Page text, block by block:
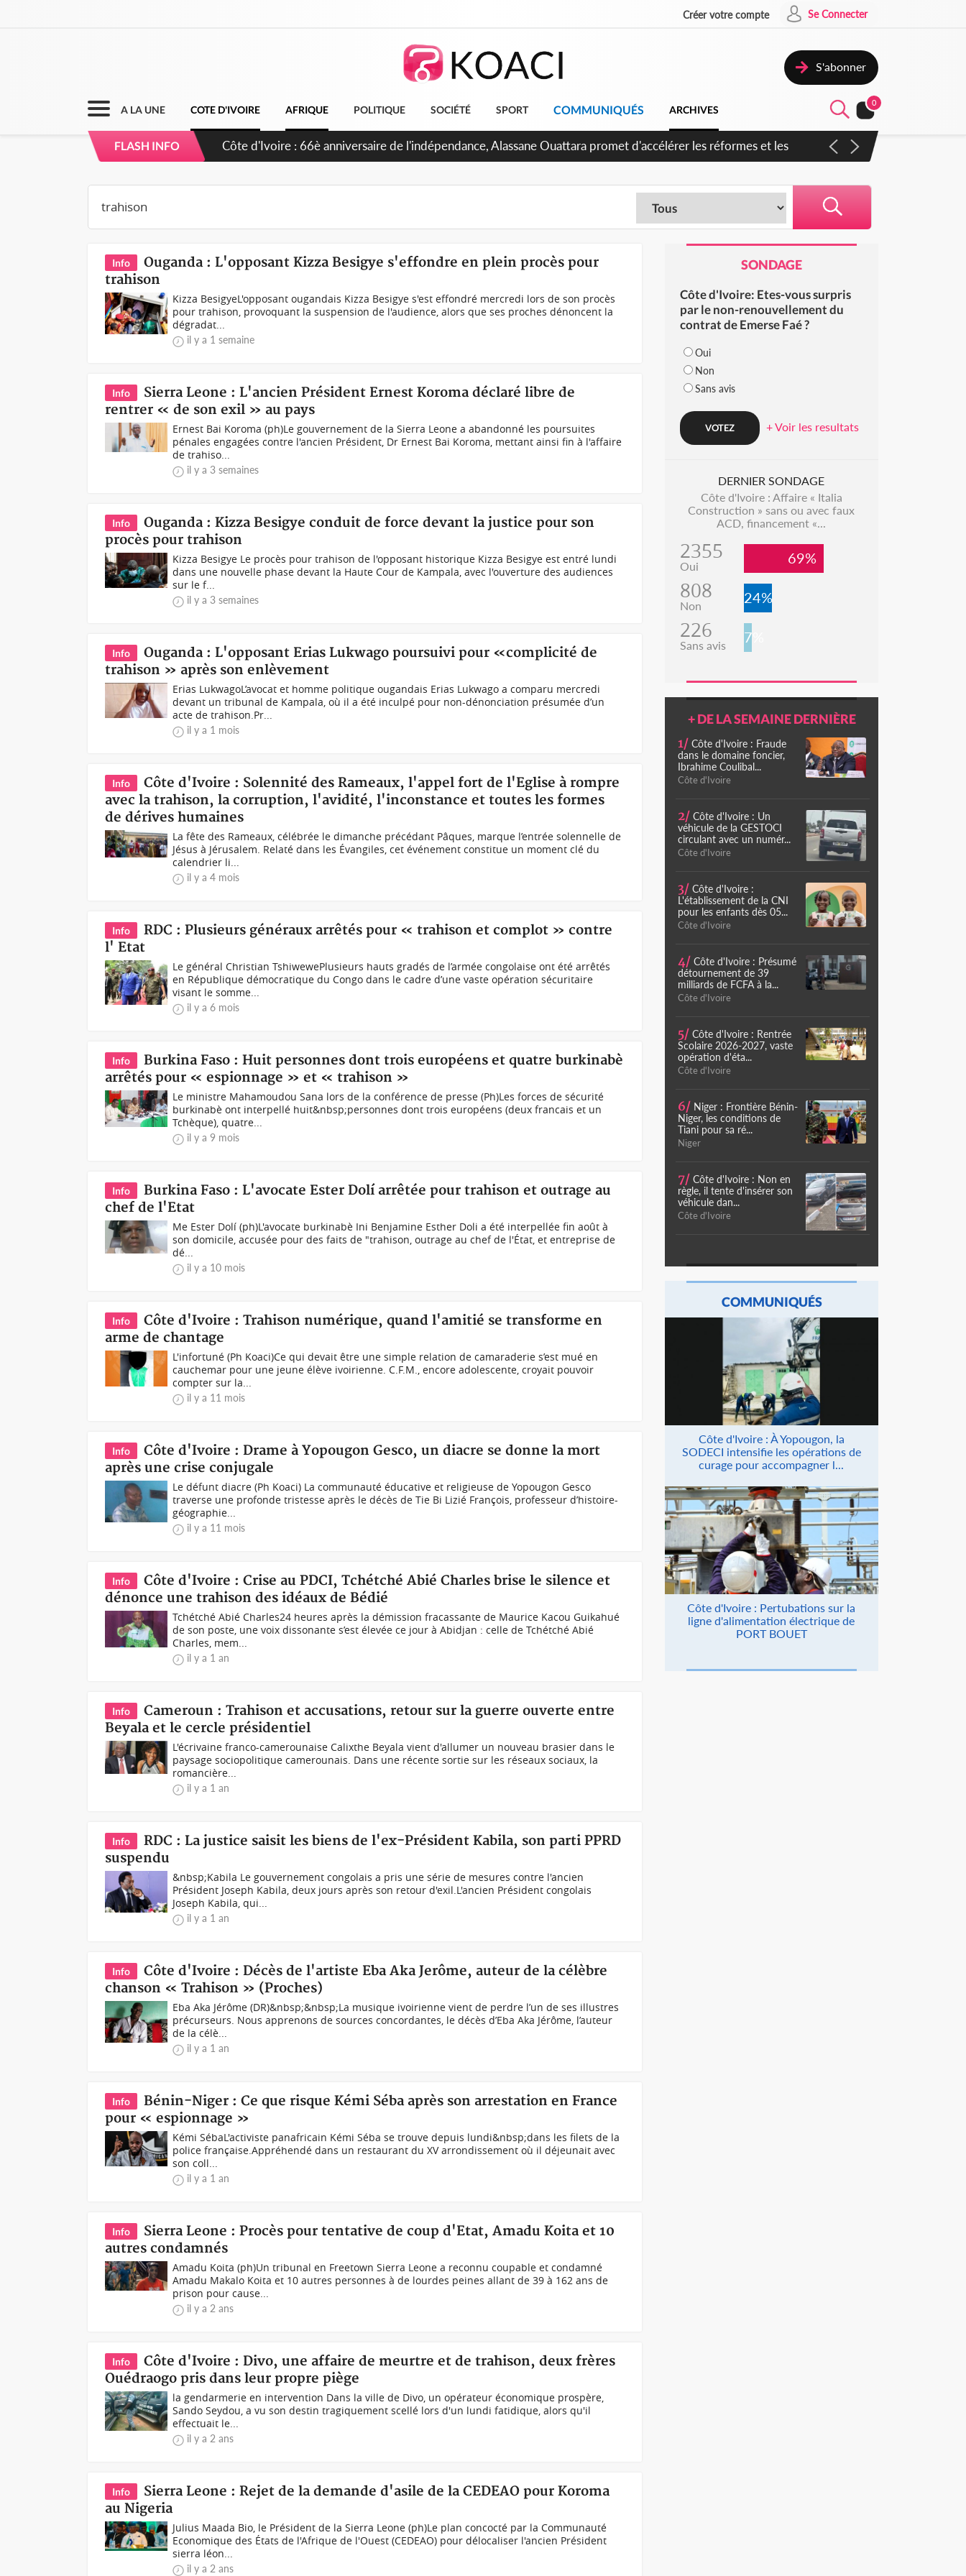
Créer votre compte Se Connecter
S'abonner
A LA UNE COTE D'IVOIRE AFRIQUE POLITIQUE SOCIÉTÉ SPORT COMMUNIQUÉS ARCHIVES
0
FLASH INFO
Côte d'Ivoire : À Abidjan, Amadou Oury Bah admire le modèle ivoirien et veut s'en inspirer pour accélérer le
Info
Ouganda : L'opposant Kizza Besigye s'effondre en plein procès pour
trahison
Kizza BesigyeL'opposant ougandais Kizza Besigye s'est effondré mercredi lors de son procès
pour trahison, provoquant la suspension de l'audience, alors que ses proches dénoncent la
dégradat...
il y a 1 semaine
Info
Sierra Leone : L'ancien Président Ernest Koroma déclaré libre de
rentrer « de son exil » au pays
Ernest Bai Koroma (ph)Le gouvernement de la Sierra Leone a abandonné les poursuites
pénales engagées contre l'ancien Président, Dr Ernest Bai Koroma, mettant ainsi fin à l'affaire
de trahiso...
il y a 3 semaines
Info
Ouganda : Kizza Besigye conduit de force devant la justice pour son
procès pour trahison
Kizza Besigye Le procès pour trahison de l'opposant historique Kizza Besigye est entré lundi
dans une nouvelle phase devant la Haute Cour de Kampala, avec l'ouverture des audiences
sur le f...
il y a 3 semaines
Info
Ouganda : L'opposant Erias Lukwago poursuivi pour «complicité de
trahison » après son enlèvement
Erias LukwagoL’avocat et homme politique ougandais Erias Lukwago a comparu mercredi
devant un tribunal de Kampala, où il a été inculpé pour non-dénonciation présumée d’un
acte de trahison.Pr...
il y a 1 mois
Info
Côte d'Ivoire : Solennité des Rameaux, l'appel fort de l'Eglise à rompre
avec la trahison, la corruption, l'avidité, l'inconstance et toutes les formes
de dérives humaines
La fête des Rameaux, célébrée le dimanche précédant Pâques, marque l’entrée solennelle de
Jésus à Jérusalem. Relaté dans les Évangiles, cet événement constitue un moment clé du
calendrier li...
il y a 4 mois
Info
RDC : Plusieurs généraux arrêtés pour « trahison et complot » contre
l' Etat
Le général Christian TshiwewePlusieurs hauts gradés de l’armée congolaise ont été arrêtés
en République démocratique du Congo dans le cadre d’une vaste opération sécuritaire
visant le somme...
il y a 6 mois
Info
Burkina Faso : Huit personnes dont trois européens et quatre burkinabè
arrêtés pour « espionnage » et « trahison »
Le ministre Mahamoudou Sana lors de la conférence de presse (Ph)Les forces de sécurité
burkinabè ont interpellé huit&nbsp;personnes dont trois européens (deux francais et un
Tchèque), quatre...
il y a 9 mois
Info
Burkina Faso : L'avocate Ester Dolí arrêtée pour trahison et outrage au
chef de l'Etat
Me Ester Dolí (ph)L'avocate burkinabè Ini Benjamine Esther Doli a été interpellée fin août à
son domicile, accusée pour des faits de "trahison, outrage au chef de l'État, et entreprise de
dé...
il y a 10 mois
Info
Côte d'Ivoire : Trahison numérique, quand l'amitié se transforme en
arme de chantage
L'infortuné (Ph Koaci)Ce qui devait être une simple relation de camaraderie s’est mué en
cauchemar pour une jeune élève ivoirienne. C.F.M., encore adolescente, croyait pouvoir
compter sur la...
il y a 11 mois
Info
Côte d'Ivoire : Drame à Yopougon Gesco, un diacre se donne la mort
après une crise conjugale
Le défunt diacre (Ph Koaci) La communauté éducative et religieuse de Yopougon Gesco
traverse une profonde tristesse après le décès de Tie Bi Lizié François, professeur d’histoire-
géographie...
il y a 11 mois
Info
Côte d'Ivoire : Crise au PDCI, Tchétché Abié Charles brise le silence et
dénonce une trahison des idéaux de Bédié
Tchétché Abié Charles24 heures après la démission fracassante de Maurice Kacou Guikahué
de son poste, une voix dissonante s’est élevée ce jour à Abidjan : celle de Tchétché Abié
Charles, mem...
il y a 1 an
Info
Cameroun : Trahison et accusations, retour sur la guerre ouverte entre
Beyala et le cercle présidentiel
L'écrivaine franco-camerounaise Calixthe Beyala vient d'allumer un nouveau brasier dans le
paysage sociopolitique camerounais. Dans une récente sortie sur les réseaux sociaux, la
romancière...
il y a 1 an
Info
RDC : La justice saisit les biens de l'ex-Président Kabila, son parti PPRD
suspendu
&nbsp;Kabila Le gouvernement congolais a pris une série de mesures contre l'ancien
Président Joseph Kabila, deux jours après son retour d'exil.L'ancien Président congolais
Joseph Kabila, qui...
il y a 1 an
Info
Côte d'Ivoire : Décès de l'artiste Eba Aka Jerôme, auteur de la célèbre
chanson « Trahison » (Proches)
Eba Aka Jérôme (DR)&nbsp;&nbsp;La musique ivoirienne vient de perdre l’un de ses illustres
précurseurs. Nous apprenons de sources concordantes, le décès d’Eba Aka Jérôme, l’auteur
de la célè...
il y a 1 an
Info
Bénin-Niger : Ce que risque Kémi Séba après son arrestation en France
pour « espionnage »
Kémi SébaL'activiste panafricain Kémi Séba se trouve depuis lundi&nbsp;dans les filets de la
police française.Appréhendé dans un restaurant du XV arrondissement où il déjeunait avec
son coll...
il y a 1 an
Info
Sierra Leone : Procès pour tentative de coup d'Etat, Amadu Koita et 10
autres condamnés
Amadu Koita (ph)Un tribunal en Freetown Sierra Leone a reconnu coupable et condamné
Amadu Makalo Koita et 10 autres personnes à de lourdes peines allant de 39 à 162 ans de
prison pour cause...
il y a 2 ans
Info
Côte d'Ivoire : Divo, une affaire de meurtre et de trahison, deux frères
Ouédraogo pris dans leur propre piège
la gendarmerie en intervention Dans la ville de Divo, un opérateur économique prospère,
Sando Seydou, a vu son destin tragiquement scellé lors d'un lundi fatidique, alors qu'il
effectuait le...
il y a 2 ans
Info
Sierra Leone : Rejet de la demande d'asile de la CEDEAO pour Koroma
au Nigeria
Julius Maada Bio, le Président de la Sierra Leone (ph)Le plan concocté par la Communauté
Economique des États de l'Afrique de l'Ouest (CEDEAO) pour délocaliser l'ancien Président
sierra léon...
il y a 2 ans
SONDAGE
Côte d'Ivoire: Etes-vous surpris
par le non-renouvellement du
contrat de Emerse Faé ?
Oui
Non
Sans avis
+ Voir les resultats
DERNIER SONDAGE
Côte d'Ivoire : Affaire « Italia
Construction » sans ou avec faux
ACD, financement «...
2355
Oui 69%
808
Non 24%
226
Sans avis 7%
+ DE LA SEMAINE DERNIÈRE
1/ Côte d'Ivoire : Fraude
dans le domaine foncier,
Ibrahime Coulibal...
Côte d'Ivoire
2/ Côte d'Ivoire : Un
véhicule de la GESTOCI
circulant avec un numér...
Côte d'Ivoire
3/ Côte d'Ivoire :
L'établissement de la CNI
pour les enfants dès 05...
Côte d'Ivoire
4/ Côte d'Ivoire : Présumé
détournement de 39
milliards de FCFA à la...
Côte d'Ivoire
5/ Côte d'Ivoire : Rentrée
Scolaire 2026-2027, vaste
opération d'éta...
Côte d'Ivoire
6/ Niger : Frontière Bénin-
Niger, les conditions de
Tiani pour sa ré...
Niger
7/ Côte d'Ivoire : Non en
règle, il tente d'insérer son
véhicule dan...
Côte d'Ivoire
COMMUNIQUÉS
Côte d'Ivoire : À Yopougon, la
SODECI intensifie les opérations de
curage pour accompagner l...
Côte d'Ivoire : Pertubations sur la
ligne d'alimentation électrique de
PORT BOUET